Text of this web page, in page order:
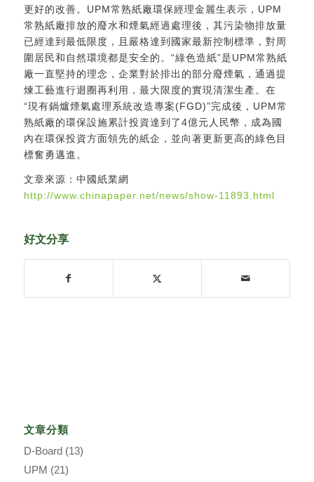
更好的改善。UPM常熟紙廠環保經理金麗生表示，UPM
常熟紙廠排放的廢水和煙氣經過處理後，其污染物排放量
已經達到最低限度，且嚴格達到國家最新控制標準，對周
圍居民和自然環境都是安全的。“綠色造紙”是UPM常熟紙
廠一直堅持的理念，企業對於排出的部分廢煙氣，通過提
煉工藝進行迴圈再利用，最大限度的實現清潔生產。在
“現有鍋爐煙氣處理系統改造專案(FGD)”完成後，UPM常
熟紙廠的環保設施累計投資達到了4億元人民幣，成為國
內在環保投資方面領先的紙企，並向著更新更高的綠色目
標奮勇邁進。
文章來源：中國紙業網
http://www.chinapaper.net/news/show-11893.html
好文分享
文章分類
D-Board(13)
UPM (21)